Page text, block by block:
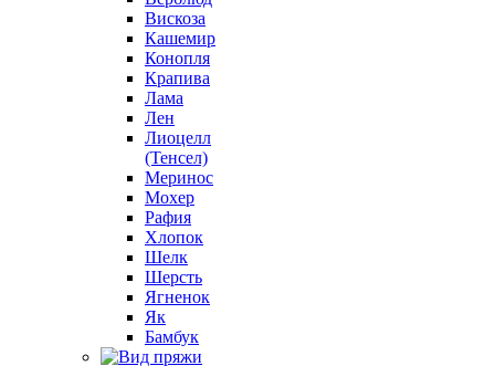
Вискоза
Кашемир
Конопля
Крапива
Лама
Лен
Лиоцелл
(Тенсел)
Меринос
Мохер
Рафия
Хлопок
Шелк
Шерсть
Ягненок
Як
Бамбук